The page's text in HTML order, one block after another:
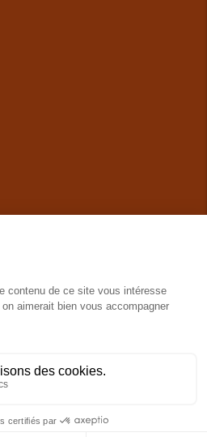
par RGOODS